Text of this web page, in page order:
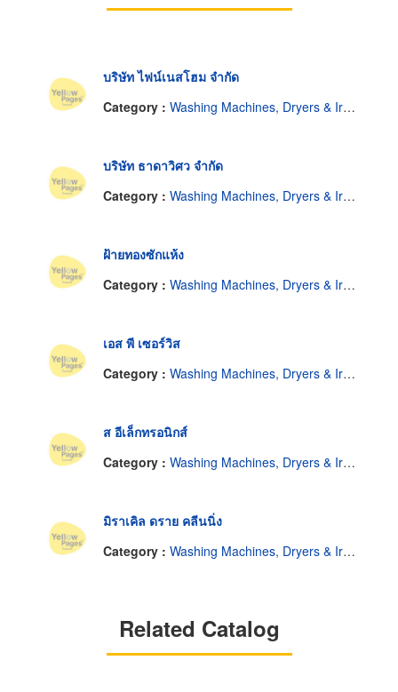
บริษัท ไฟน์เนสโฮม จำกัด
Category : Washing Machines, Dryers & Ironers-Household
บริษัท ธาดาวิศว จำกัด
Category : Washing Machines, Dryers & Ironers-Household
ฝ้ายทองซักแห้ง
Category : Washing Machines, Dryers & Ironers-Household
เอส พี เซอร์วิส
Category : Washing Machines, Dryers & Ironers-Household
ส อีเล็กทรอนิกส์
Category : Washing Machines, Dryers & Ironers-Household
มิราเคิล ดราย คลีนนิ่ง
Category : Washing Machines, Dryers & Ironers-Household
Related Catalog